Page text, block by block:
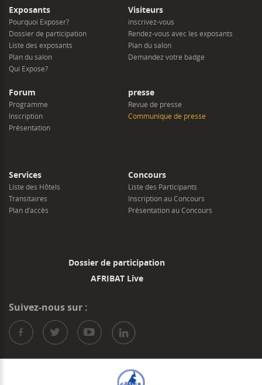
Exposants
Qui Expose?
Pourquoi Exposer?
Dossier de participation
Liste des exposants
Plan du salon
Visiteurs
Demandez votre badge
inscrivez-vous
Rendez-vous avec les exposants
Plan du salon
Forum
Présentation
Programme
Inscription
presse
Communique de presse
Revue de presse
Services
Plan d’accès
Liste des Hôtels
Transitaires
Concours
Présentation au Concours
Liste des Participants
Inscription au Concours
Dossier de participation
AFRIBAT Live
Suivez-nous sur :